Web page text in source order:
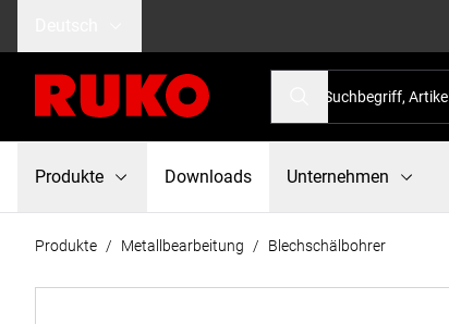
Produkte Downloads Unternehmen
Produkte / Metallbearbeitung / Blechschälbohrer